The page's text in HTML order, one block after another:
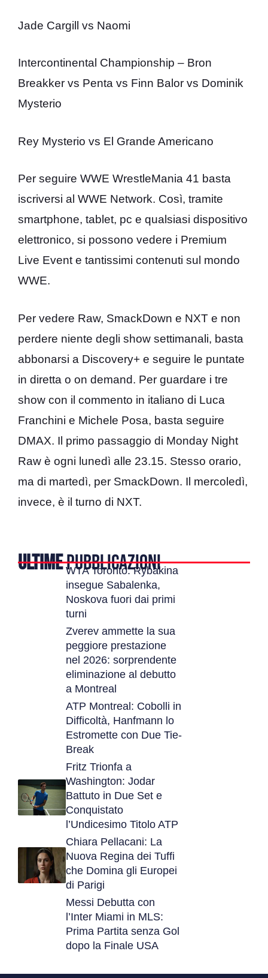
Jade Cargill vs Naomi
Intercontinental Championship – Bron
Breakker vs Penta vs Finn Balor vs Dominik
Mysterio
Rey Mysterio vs El Grande Americano
Per seguire WWE WrestleMania 41 basta
iscriversi al WWE Network. Così, tramite
smartphone, tablet, pc e qualsiasi dispositivo
elettronico, si possono vedere i Premium
Live Event e tantissimi contenuti sul mondo
WWE.
Per vedere Raw, SmackDown e NXT e non
perdere niente degli show settimanali, basta
abbonarsi a Discovery+ e seguire le puntate
in diretta o on demand. Per guardare i tre
show con il commento in italiano di Luca
Franchini e Michele Posa, basta seguire
DMAX. Il primo passaggio di Monday Night
Raw è ogni lunedì alle 23.15. Stesso orario,
ma di martedì, per SmackDown. Il mercoledì,
invece, è il turno di NXT.
ULTIMEPUBBLICAZIONI
WTA Toronto: Rybakina
insegue Sabalenka,
Noskova fuori dai primi
turni
Zverev ammette la sua
peggiore prestazione
nel 2026: sorprendente
eliminazione al debutto
a Montreal
ATP Montreal: Cobolli in
Difficoltà, Hanfmann lo
Estromette con Due Tie-
Break
Fritz Trionfa a
Washington: Jodar
Battuto in Due Set e
Conquistato
l’Undicesimo Titolo ATP
Chiara Pellacani: La
Nuova Regina dei Tuffi
che Domina gli Europei
di Parigi
Messi Debutta con
l’Inter Miami in MLS:
Prima Partita senza Gol
dopo la Finale USA